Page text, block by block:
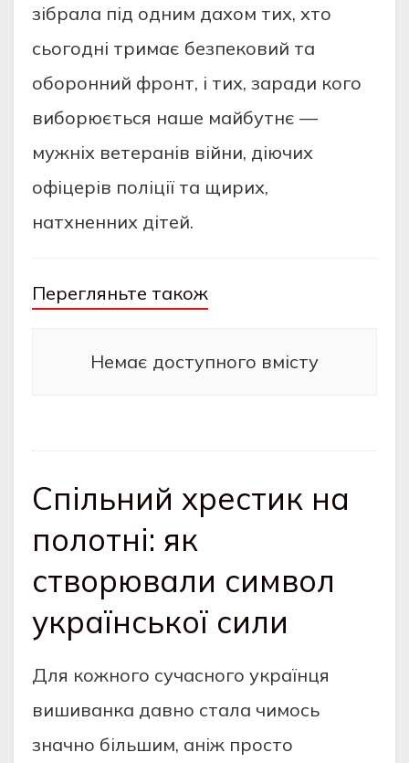
зібрала під одним дахом тих, хто
сьогодні тримає безпековий та
оборонний фронт, і тих, заради кого
виборюється наше майбутнє —
мужніх ветеранів війни, діючих
офіцерів поліції та щирих,
натхненних дітей.
Перегляньте також
Немає доступного вмісту
Спільний хрестик на
полотні: як
створювали символ
української сили
Для кожного сучасного українця
вишиванка давно стала чимось
значно більшим, аніж просто